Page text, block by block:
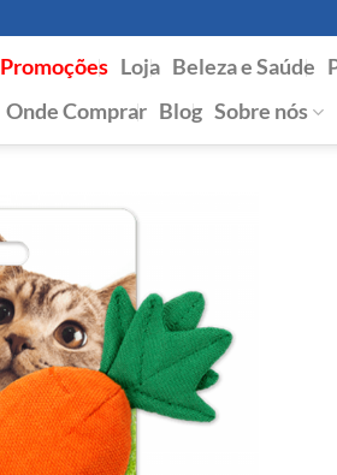
Promoções Loja Beleza e Saúde
Onde Comprar Blog Sobre nós